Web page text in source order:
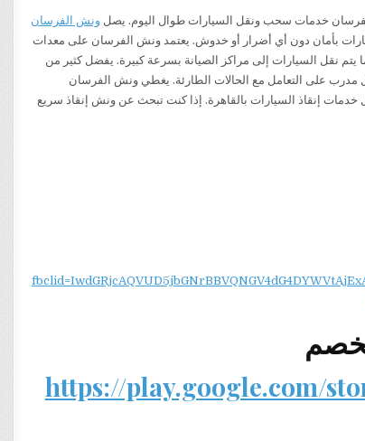
الفرسان خدمات سحب ونقل السيارات طوال اليوم. يصلونش الفرسان
بأمان دون أي أضرار أو خدوش. يعتمد ونش الفرسان على معدات
يتم نقل السيارات إلى مراكز الصيانة بسرعة كبيرة. يفضل كثير من
مدرب على التعامل مع الحالات الطارئة. يغطي ونش الفرسان
خدمات إنقاذ السيارات بالقاهرة. إذا كنت تبحث عن ونش إنقاذ سريع
https://play.google.com/